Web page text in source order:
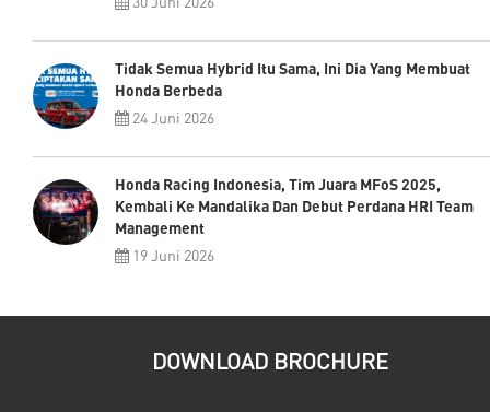
Tidak Semua Hybrid Itu Sama, Ini Dia Yang Membuat
Honda Berbeda
24 Juni 2026
Honda Racing Indonesia, Tim Juara MFoS 2025,
Kembali Ke Mandalika Dan Debut Perdana HRI Team
Management
19 Juni 2026
DOWNLOAD BROCHURE